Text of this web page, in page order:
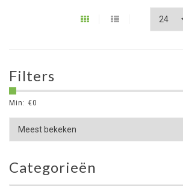
Filters
Min: €0
Categorieën